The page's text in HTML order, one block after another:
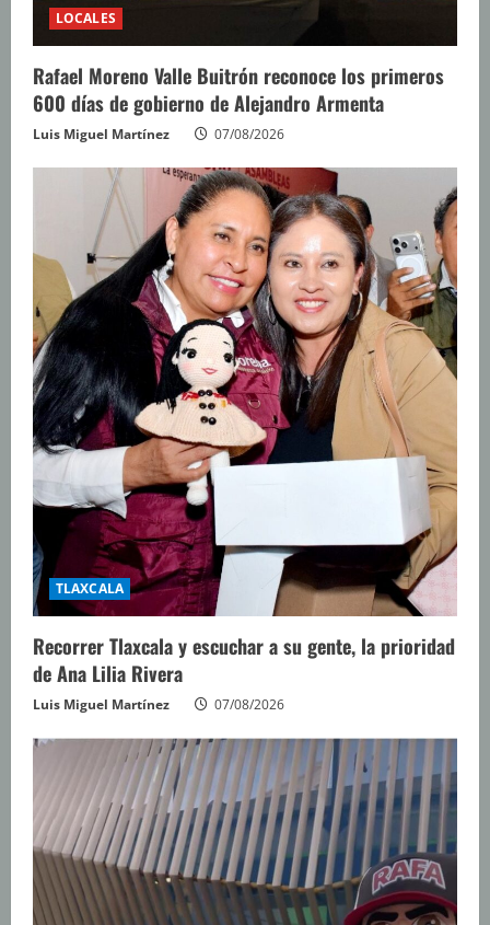
LOCALES
Rafael Moreno Valle Buitrón reconoce los primeros
600 días de gobierno de Alejandro Armenta
Luis Miguel Martínez 07/08/2026
TLAXCALA
Recorrer Tlaxcala y escuchar a su gente, la prioridad
de Ana Lilia Rivera
Luis Miguel Martínez 07/08/2026